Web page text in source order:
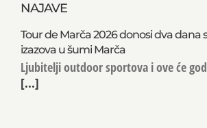
NAJAVE
Tour de Marča 2026 donosi dva dana
izazova u šumi Marča
Ljubitelji outdoor sportova i ove će
[...]